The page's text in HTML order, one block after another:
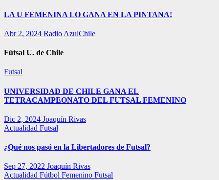
LA U FEMENINA LO GANA EN LA PINTANA!
Abr 2, 2024 Radio AzulChile
Fútsal U. de Chile
Futsal
UNIVERSIDAD DE CHILE GANA EL
TETRACAMPEONATO DEL FUTSAL FEMENINO
Dic 2, 2024 Joaquín Rivas
Actualidad Futsal
¿Qué nos pasó en la Libertadores de Futsal?
Sep 27, 2022 Joaquín Rivas
Actualidad Fútbol Femenino Futsal